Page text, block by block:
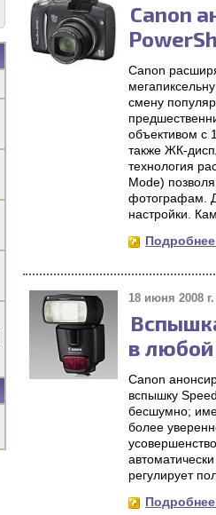
Canon
Canon
смену
объективом с
также ЖК-
технология
Mode)
фотографам.
настройки.
18 июня 2008 г.
в
Canon
вспышку
бесшумно;
более
регулирует